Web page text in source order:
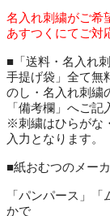
名入れ刺繍がご希
あすつくにてご対
■「送料・名入れ
手提げ袋」全て無
のし・名入れ刺繍
「備考欄」へご記
※刺繍はひらがな
入力となります。
■紙おむつのメー
「パンパース」
かで